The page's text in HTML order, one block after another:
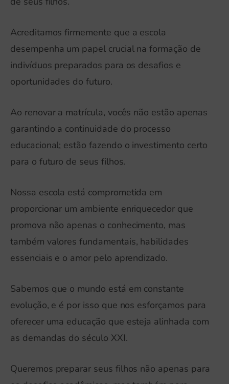
Acreditamos firmemente que a escola
desempenha um papel crucial na formação de
indivíduos preparados para os desafios e
oportunidades do futuro.
Ao renovar a matrícula, vocês não estão apenas
garantindo a continuidade do processo
educacional; estão fazendo o investimento certo
para o futuro de seus filhos.
Nossa escola está comprometida em
proporcionar um ambiente enriquecedor que
promova não apenas o conhecimento, mas
também valores fundamentais, habilidades
essenciais e o amor pelo aprendizado.
Sabemos que o mundo está em constante
evolução, e é por isso que nos esforçamos para
oferecer uma educação que esteja alinhada com
as demandas do século XXI.
Queremos preparar seus filhos não apenas para